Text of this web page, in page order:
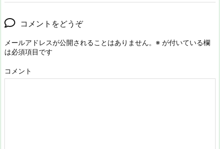
コメントをどうぞ
メールアドレスが公開されることはありません。 ※ が付いている欄
は必須項目です
コメント